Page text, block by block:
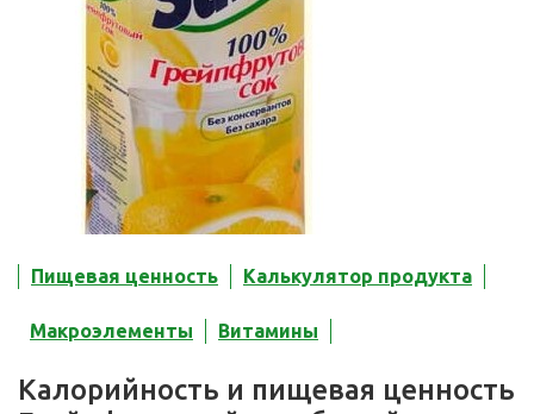
Пищевая ценность Калькулятор продукта
Макроэлементы Витамины
Калорийность и пищевая ценность